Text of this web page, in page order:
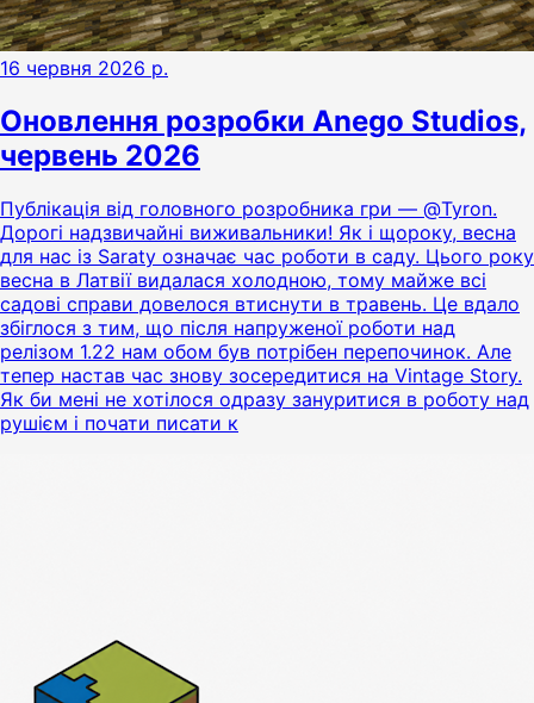
16 червня 2026 р.
Оновлення розробки Anego Studios,
червень 2026
Публікація від головного розробника гри — @Tyron.
Дорогі надзвичайні виживальники! Як і щороку, весна
для нас із Saraty означає час роботи в саду. Цього року
весна в Латвії видалася холодною, тому майже всі
садові справи довелося втиснути в травень. Це вдало
збіглося з тим, що після напруженої роботи над
релізом 1.22 нам обом був потрібен перепочинок. Але
тепер настав час знову зосередитися на Vintage Story.
Як би мені не хотілося одразу зануритися в роботу над
рушієм і почати писати к